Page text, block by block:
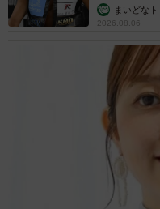
兄弟猫の茶トラの子とは
げたいと思ったが、もり
ずはもりすくんだけ飼う
は、2015年8月27日、山
を連れてきたスタッフさ
うけど、ゆっくりならし
添い寝をするようになっ
なかなか降りてくれない。
まいどな
2026.08.06